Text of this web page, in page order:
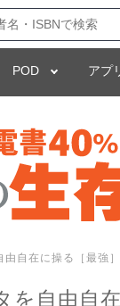
POD アプ
自在に操る［最強
を自由自